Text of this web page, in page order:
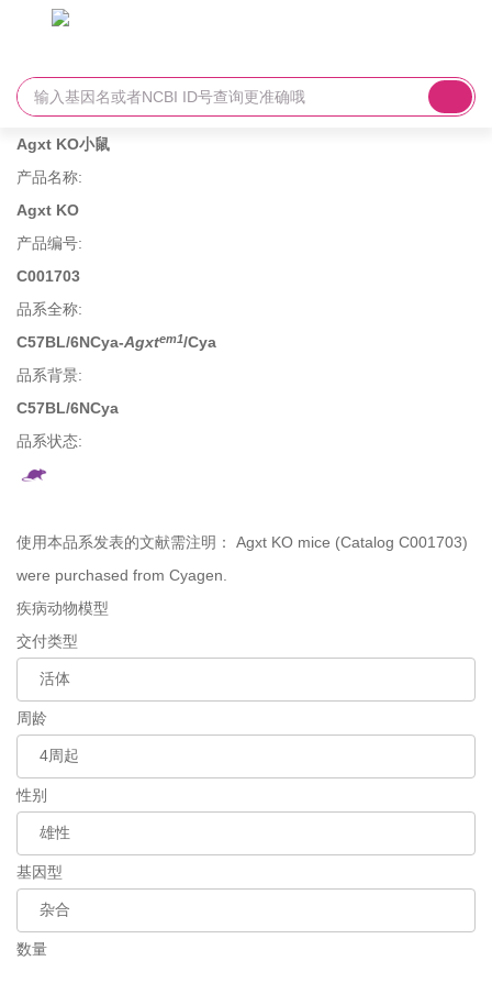
Agxt KO小鼠
产品名称:
Agxt KO
产品编号:
C001703
品系全称:
C57BL/6NCya-Agxtem1/Cya
品系背景:
C57BL/6NCya
品系状态:
使用本品系发表的文献需注明： Agxt KO mice (Catalog C001703)
were purchased from Cyagen.
疾病动物模型
交付类型
周龄
性别
基因型
数量